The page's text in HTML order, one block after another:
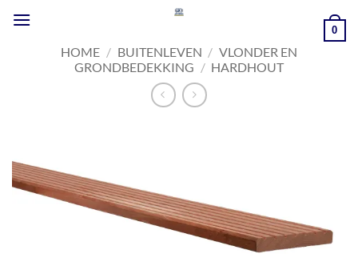
naar
0
HOME / BUITENLEVEN / VLONDER EN
GRONDBEDEKKING / HARDHOUT